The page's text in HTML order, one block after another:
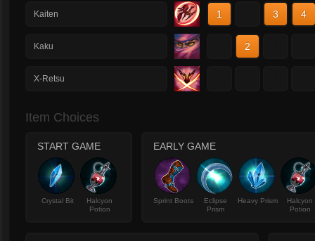
Kaiten 1 3 4
Kaku 2
X-Retsu
Item Choices
START GAME
Crystal Bit
Halcyon
Potion
EARLY GAME
Sprint Boots
Eclipse
Prism
Heavy Prism
Halcyon
Potion